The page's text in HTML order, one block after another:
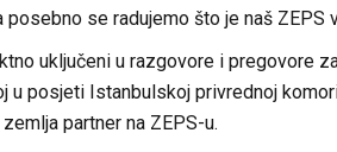
posebno se radujemo što je naš
uključeni u razgovore i pregovore
u posjeti Istanbulskoj privrednoj
partner na ZEPS-u.